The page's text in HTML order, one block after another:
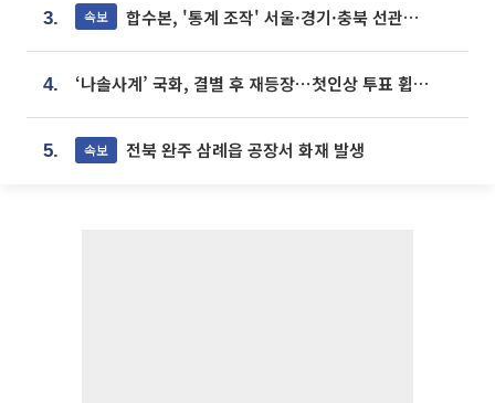
3. 속보 합수본, '통계 조작' 서울·경기·충북 선관위 등 추가 압수수색
4. ‘나솔사계’ 국화, 결별 후 재등장⋯첫인상 투표 휩쓸고 ‘인기녀’ 등극
5. 속보 전북 완주 삼례읍 공장서 화재 발생